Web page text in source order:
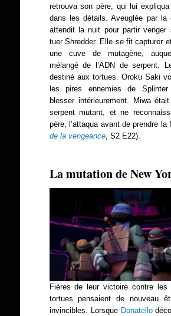
retrouva son père, qui lui
dans les détails. Aveuglée par la
attendit la nuit pour partir venger
tuer Shredder. Elle se fit capturer
une cuve de mutagène,
mélangé de l’ADN de serpent.
destiné aux tortues. Oroku Saki
les pires ennemies de
blesser intérieurement. Miwa
serpent mutant, et ne
père, l’attaqua avant de prendre la
de la vengeance, S2 E22).
La mutation de New
Fières de leur victoire contre les
tortues pensaient de nouveau
invincibles. Lorsque Donatello